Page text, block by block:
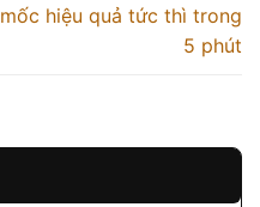
mốc hiệu quả tức thì trong
5 phút